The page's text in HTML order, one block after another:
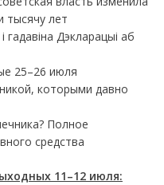
тысячу лет
Дэкларацыі аб
25–26 июля
которыми давно
Полное
средства
11–12 июля: